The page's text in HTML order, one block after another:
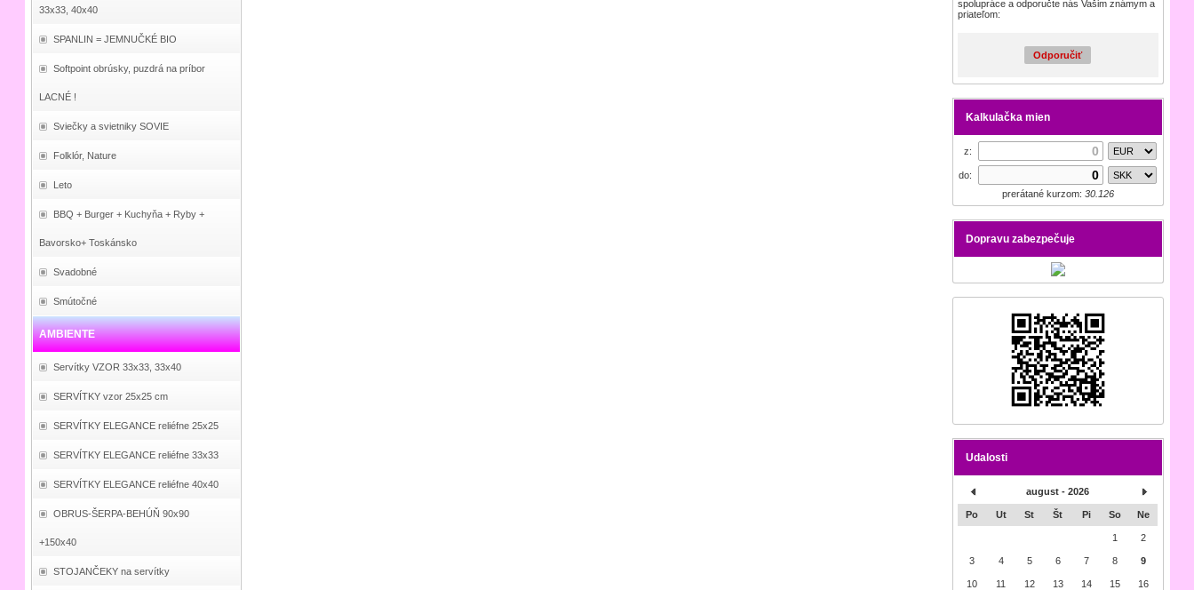
33x33, 40x40
SPANLIN = JEMNUČKÉ BIO
Softpoint obrúsky, puzdrá na príbor
LACNÉ !
Sviečky a svietniky SOVIE
Folklór, Nature
Leto
BBQ + Burger + Kuchyňa + Ryby +
Bavorsko+ Toskánsko
Svadobné
Smútočné
AMBIENTE
Servítky VZOR 33x33, 33x40
SERVÍTKY vzor 25x25 cm
SERVÍTKY ELEGANCE reliéfne 25x25
SERVÍTKY ELEGANCE reliéfne 33x33
SERVÍTKY ELEGANCE reliéfne 40x40
OBRUS-ŠERPA-BEHÚŇ 90x90
+150x40
STOJANČEKY na servítky
spolupráce a odporučte nás Vašim známym a
priateľom:
Odporučiť
Kalkulačka mien
z:
do:
prerátané kurzom: 30.126
Dopravu zabezpečuje
Udalosti
august - 2026
Po Ut St Št Pi So Ne
1 2
3 4 5 6 7 8 9
10 11 12 13 14 15 16